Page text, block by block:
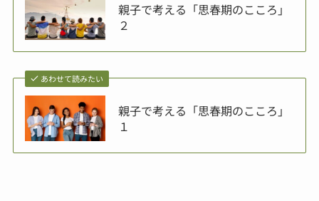
親子で考える「思春期のこころ」
２
あわせて読みたい
親子で考える「思春期のこころ」
１